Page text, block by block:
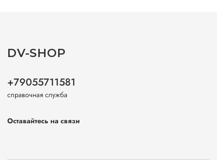
DV-SHOP
+79055711581
справочная служба
Оставайтесь на связи